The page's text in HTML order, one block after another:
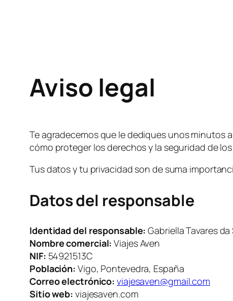
Aviso legal
Te agradecemos que le dediques unos minutos
cómo proteger los derechos y la seguridad de
Tus datos y tu privacidad son de suma
Datos del responsable
Identidad del responsable: Gabriella Tavares da
Nombre comercial: Viajes Aven
NIF: 54921513C
Población: Vigo, Pontevedra, España
Correo electrónico: viajesaven@gmail.com
Sitio web: viajesaven.com